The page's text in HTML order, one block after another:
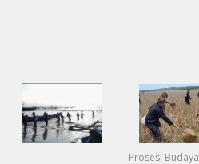
Prosesi Budaya